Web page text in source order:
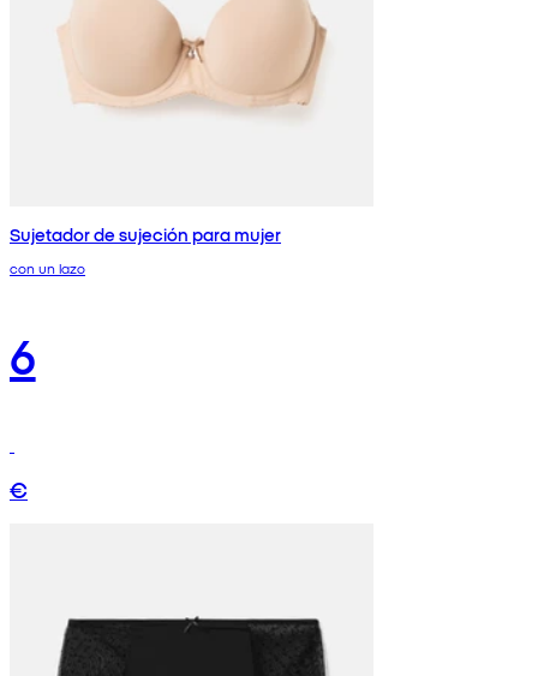
Sujetador de sujeción para mujer
con un lazo
6
€